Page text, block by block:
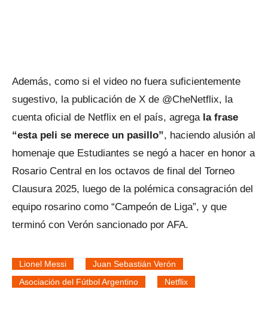
Además, como si el video no fuera suficientemente
sugestivo, la publicación de X de @CheNetflix, la
cuenta oficial de Netflix en el país, agregala frase
“esta peli se merece un pasillo”, haciendo alusión al
homenaje que Estudiantes se negó a hacer en honor a
Rosario Central en los octavos de final del Torneo
Clausura 2025, luego de la polémica consagración del
equipo rosarino como “Campeón de Liga”, y que
terminó con Verón sancionado por AFA.
Lionel Messi
Juan Sebastián Verón
Asociación del Fútbol Argentino
Netflix